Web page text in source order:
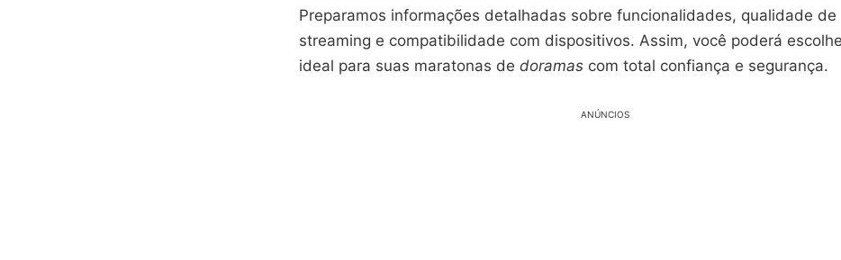
Preparamos informações detalhadas sobre funcionalidades, qualidade de
streaming e compatibilidade com dispositivos. Assim, você poderá
ideal para suas maratonas de doramas com total confiança e segurança.
ANÚNCIOS